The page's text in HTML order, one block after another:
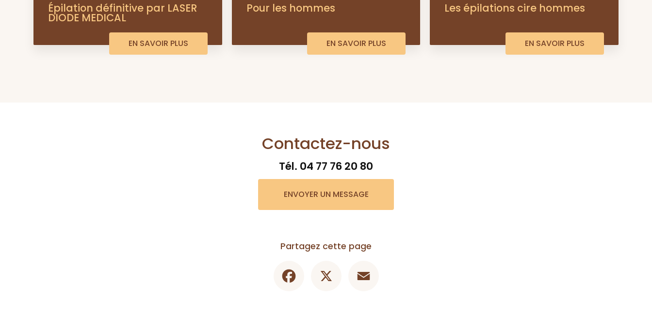
Épilation définitive par LASER
DIODE MEDICAL
EN SAVOIR PLUS
Pour les hommes
EN SAVOIR PLUS
Les épilations cire hommes
EN SAVOIR PLUS
Contactez-nous
Tél. 04 77 76 20 80
ENVOYER UN MESSAGE
Partagez cette page